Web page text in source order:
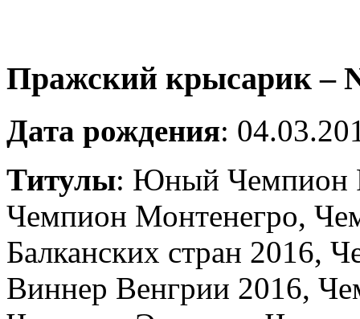
Пражский крысарик –
Дата рождения:
Титулы: Юный Чемпион
Чемпион Монтенегро,
Балканских стран 2016,
Виннер Венгрии 2016,